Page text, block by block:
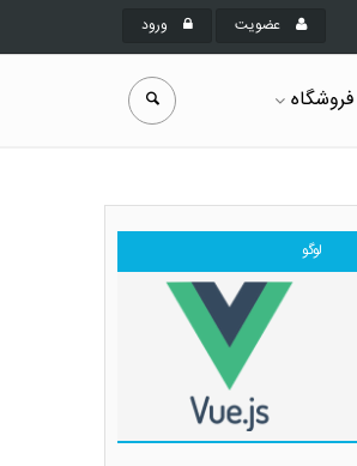
عضویت ورود
فروشگاه
لوگو